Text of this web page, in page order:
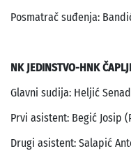
Posmatrač suđenja:
NK JEDINSTVO-HNK
Glavni sudija: Heljić
Prvi asistent: Begić Josip
Drugi asistent: Salapić